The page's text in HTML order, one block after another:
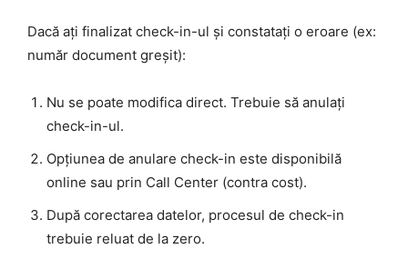
Dacă ați finalizat check-in-ul și constatați o eroare (ex:
număr document greșit):
Nu se poate modifica direct. Trebuie să anulați
check-in-ul.
Opțiunea de anulare check-in este disponibilă
online sau prin Call Center (contra cost).
După corectarea datelor, procesul de check-in
trebuie reluat de la zero.